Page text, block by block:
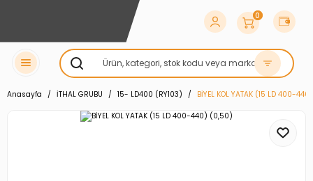
0
Anasayfa İTHAL GRUBU 15- LD400 (RY103) BİYEL KOL YATAK (15 LD 400-